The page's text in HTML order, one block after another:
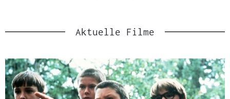
r
F
r
i
c
h
Aktuelle Filme